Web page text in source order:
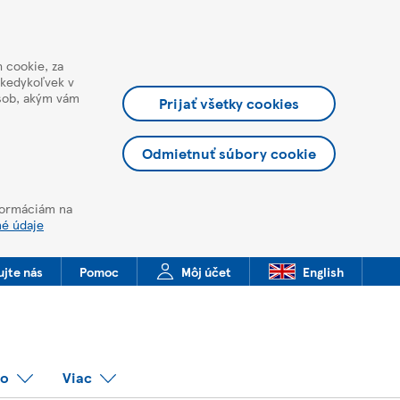
cookie, za
v
akým vám
na
údaje
Prijať všetky cookies
Odmietnuť súbory cookie
nás Pomoc Môj účet English
Viac